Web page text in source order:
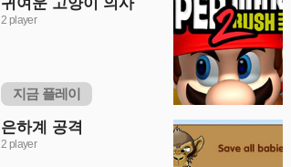
2 player
지금 플레이
은하계 공격
2 player